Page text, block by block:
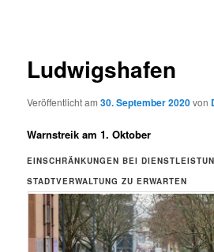
Ludwigshafen
Veröffentlicht am30. September 2020von
Warnstreik am 1. Oktober
EINSCHRÄNKUNGEN BEI
STADTVERWALTUNG ZU ERWARTEN